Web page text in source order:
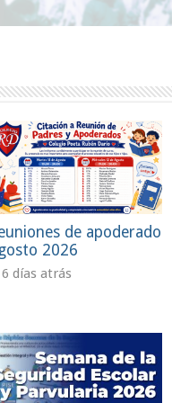
de apoderado
2026
6 días atrás